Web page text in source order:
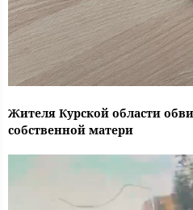
Жителя Курской области
собственной матери